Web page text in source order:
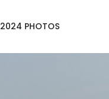
2024 PHOTOS